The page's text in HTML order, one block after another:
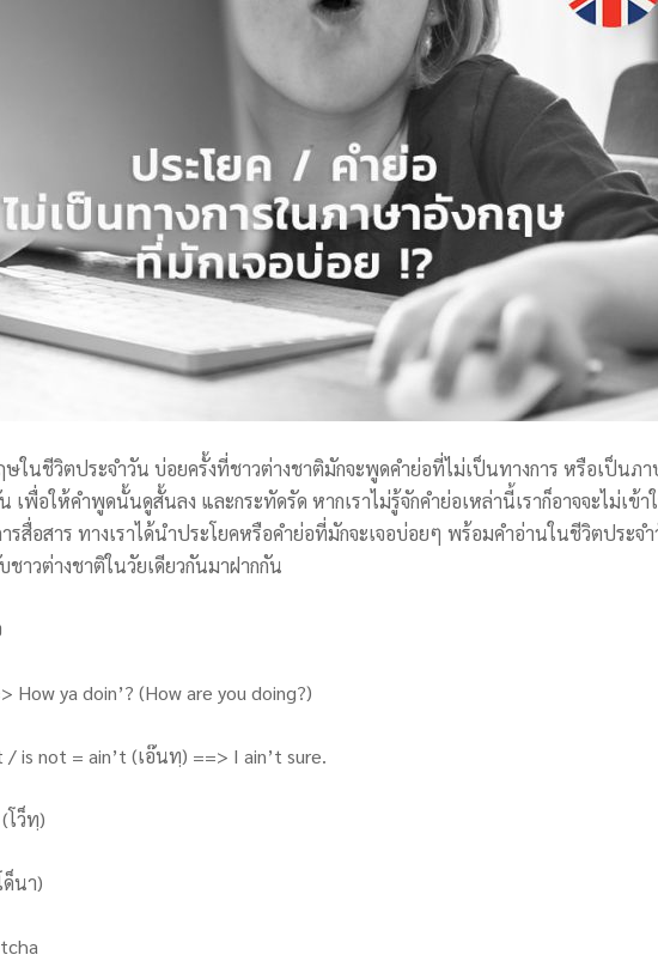
ในชีวิตประจำวัน บ่อยครั้งที่ชาวต่างชาติมักจะพูดคำย่อที่ไม่เป็นทางการ หรือเป็นภา
เพื่อให้คำพูดนั้นดูสั้นลง และกระทัดรัด หากเราไม่รู้จักคำย่อเหล่านี้เราก็อาจจะไม่เข้า
รสื่อสาร ทางเราได้นำประโยคหรือคำย่อที่มักจะเจอบ่อยๆ พร้อมคำอ่านในชีวิตประจ
าวต่างชาติในวัยเดียวกันมาฝากกัน
How ya doin’? (How are you doing?)
is not = ain’t (เอ๊นทฺ) ==> I ain’t sure.
โว็ทฺ)
นา)